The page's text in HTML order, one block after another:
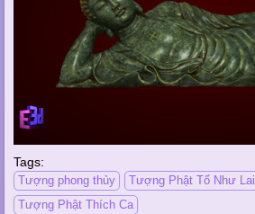
Tags:
Tượng phong thủy Tượng Phật Tổ Như Lai
Tượng Phật Thích Ca